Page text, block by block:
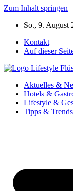
Zum Inhalt springen
So., 9. August
Kontakt
Auf dieser
Aktuelles &
Hotels &
Lifestyle &
Tipps & Trends